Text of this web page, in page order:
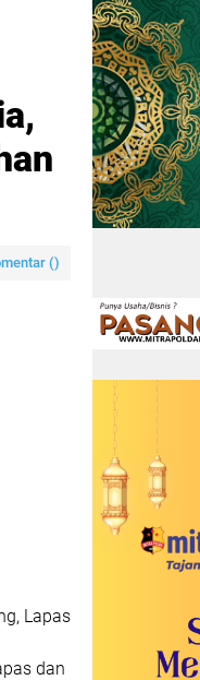
()
Lapas
dan